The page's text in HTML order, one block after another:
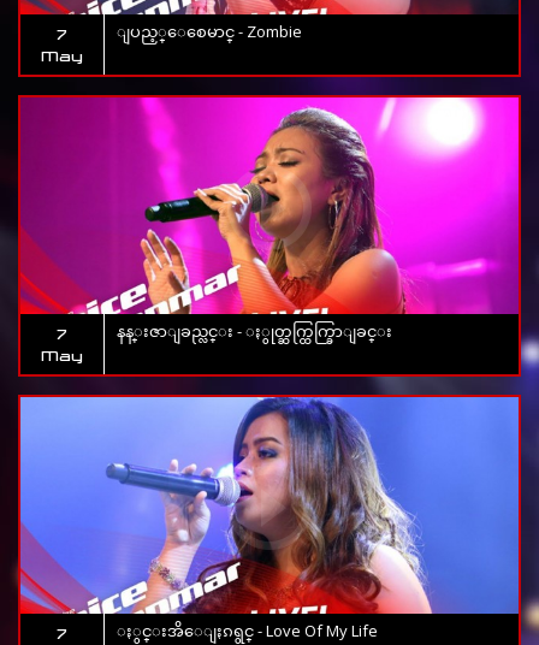
7
May
ျပည့္ေစေမာင္ - Zombie
7
May
နန္းဇာျခည္လင္း - ႏွုတ္ဆက္ထြက္ခြာျခင္း
7
ႏွင္းအိေျႏၵရွင္ - Love Of My Life